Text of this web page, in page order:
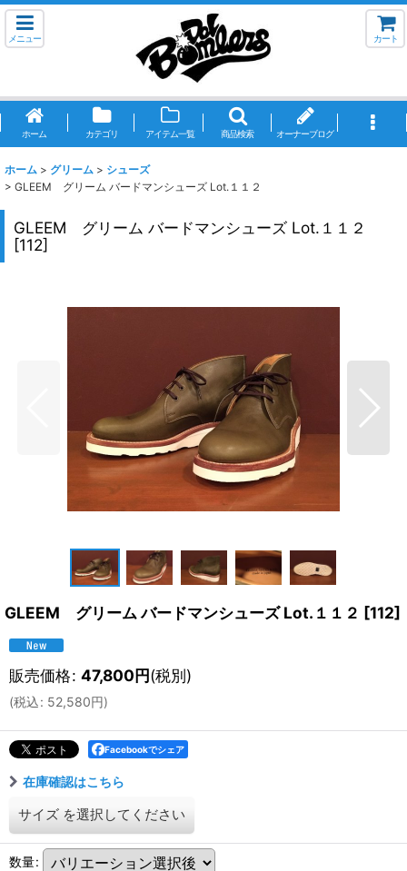
メニュー カート
ホーム カテゴリ アイテム一覧 商品検索 オーナーブログ
ホーム > グリーム > シューズ
> GLEEM グリーム バードマンシューズ Lot.１１２
GLEEM グリーム バードマンシューズ Lot.１１２
[112]
GLEEM グリーム バードマンシューズ Lot.１１２ [112]
販売価格: 47,800円(税別)
(税込: 52,580円)
Facebookでシェア
在庫確認はこちら
サイズ を選択してください
数量: